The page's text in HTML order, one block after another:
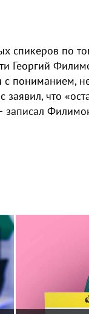
спикеров по
Георгий
пониманием,
что
записал